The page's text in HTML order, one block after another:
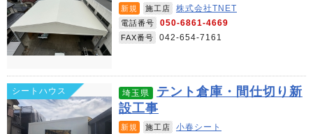
新規 施工店 株式会社TNET
電話番号 050-6861-4669
FAX番号 042-654-7161
シートハウス 埼玉県
テント倉庫・間仕切り新
設工事
新規 施工店 小春シート